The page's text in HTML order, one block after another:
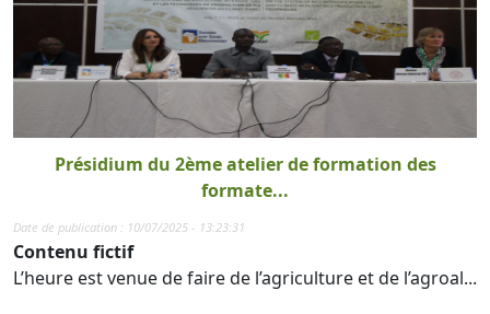
Présidium du 2ème atelier de formation des
formate...
Date de publication : 10/07/2025 - 13:23:31
Contenu fictif
L’heure est venue de faire de l’agriculture et de l’agroal...